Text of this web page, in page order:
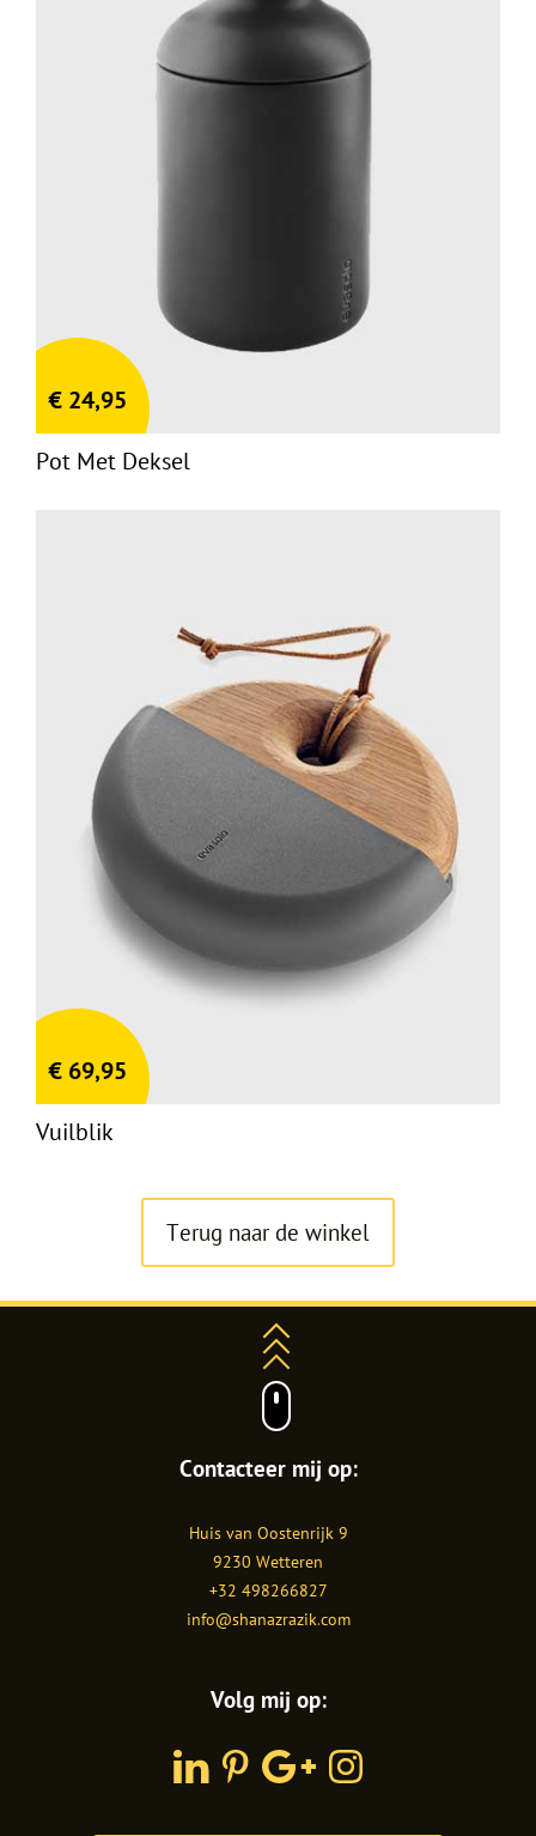
€ 24,95
Pot Met Deksel
€ 69,95
Vuilblik
Terug naar de winkel
Contacteer mij op:
Huis van Oostenrijk 9
9230 Wetteren
+32 498266827
info@shanazrazik.com
Volg mij op:
LinkedInPinterestGoogle
Instagram